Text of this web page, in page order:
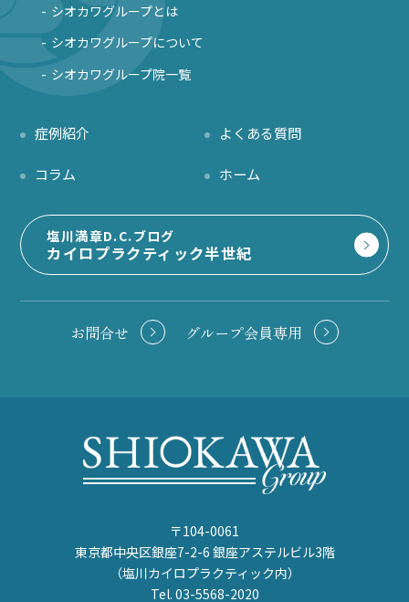
シオカワグループとは
シオカワグループについて
シオカワグループ院一覧
症例紹介 よくある質問
コラム ホーム
塩川満章D.C.ブログ
カイロプラクティック半世紀
お問合せ グループ会員専用
〒104-0061
東京都中央区銀座7-2-6 銀座アステルビル3階
（塩川カイロプラクティック内）
Tel. 03-5568-2020